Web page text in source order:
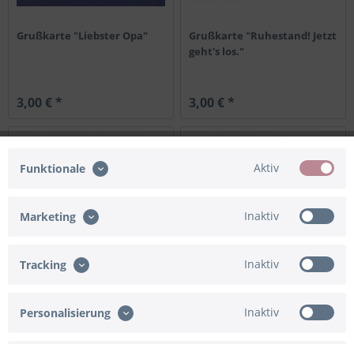
Grußkarte "Liebster Opa"
3,00 € *
Grußkarte "Ruhestand! Jetzt
geht's los."
3,00 € *
Erstkommunion"
Kommunion Herzlichen
Funktionale Aktiv
Marketing Inaktiv
Tracking Inaktiv
Personalisierung Inaktiv